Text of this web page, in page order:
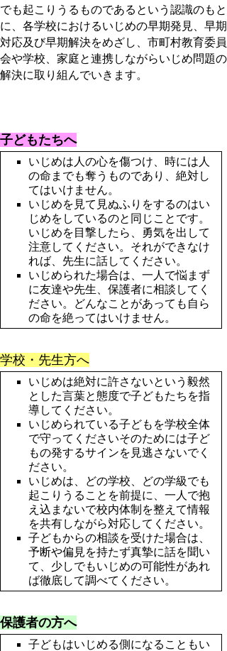
でも起こりうるものであるという認識のもと
に、各学校におけるいじめの早期発見、早期
対応及び早期解決をめざし、市町村教育委員
会や学校、家庭と連携しながらいじめ問題の
解決に取り組んでいきます。
子どもたちへ
いじめは人の心を傷つけ、時には人
の命までも奪うものであり、絶対し
てはいけません。
いじめを見て見ぬふりをするのはい
じめをしているのと同じことです。
いじめを目撃したら、勇気を出して
注意してください。それができなけ
れば、先生に話してください。
いじめられた場合は、一人で悩まず
に友達や先生、保護者に相談してく
ださい。どんなことがあっても自ら
の命を絶ってはいけません。
学校・先生方へ
いじめは絶対に許さないという毅然
とした言葉と態度で子どもたちを指
導してください。
いじめられている子どもを学校全体
で守ってくださいそのためには子ど
もの発するサインを見逃さないでく
ださい。
いじめは、どの学校、どの学級でも
起こりうることを前提に、一人で抱
え込まないで校内体制を整えて情報
を共有しながら対応してください。
子どもからの相談を受けた場合は、
予断や偏見を持たず真摯に話を聞い
て、少しでもいじめの可能性があれ
ば徹底して調べてください。
保護者の方へ
子どもはいじめる側になることもい